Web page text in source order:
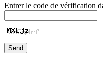
Entrer le code de vérification